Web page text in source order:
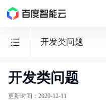
开发类问题
智
能
开发类问题
更新时间 ： 2020-12-11